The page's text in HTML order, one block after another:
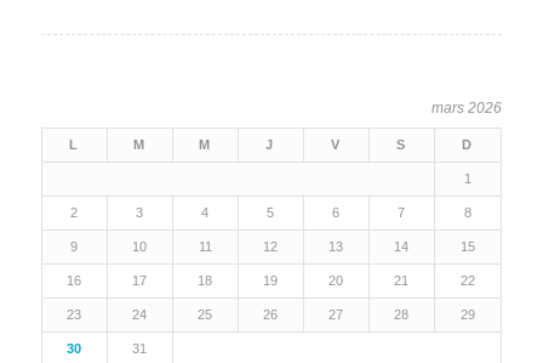
mars 2026
L M M J V S D
1
2 3 4 5 6 7 8
9 10 11 12 13 14 15
16 17 18 19 20 21 22
23 24 25 26 27 28 29
30 31